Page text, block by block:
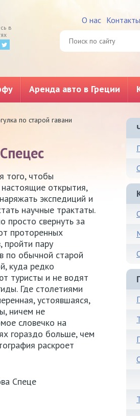
в
О нас Контакты
Аренда авто в Греции
по старой гавани
того, чтобы
открытия,
экспедиций и
научные трактаты.
просто свернуть за
проторенных
пройти пару
по обычной старой
куда редко
туристы и не водят
Где столетиями
устоявшаяся,
ничем не
словечко на
гораздо больше, чем
раскроет